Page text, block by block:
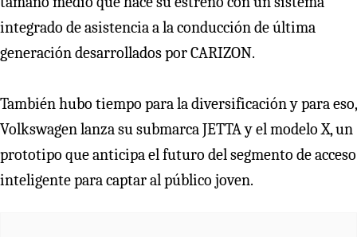
integrado de asistencia a la conducción de última
generación desarrollados por CARIZON.
También hubo tiempo para la diversificación y para eso,
Volkswagen lanza su submarca JETTA y el modelo X, un
prototipo que anticipa el futuro del segmento de acceso
inteligente para captar al público joven.